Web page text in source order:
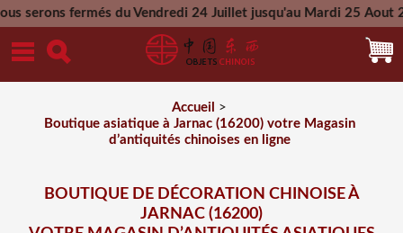
fermés du Vendredi 24 Juillet jusqu'au Mardi 25 Aout 2026 -
Mercredi 26 Aout 2026
Accueil
>
Boutique asiatique à Jarnac (16200) votre Magasin
d’antiquités chinoises en ligne
BOUTIQUE DE DÉCORATION CHINOISE À
JARNAC (16200)